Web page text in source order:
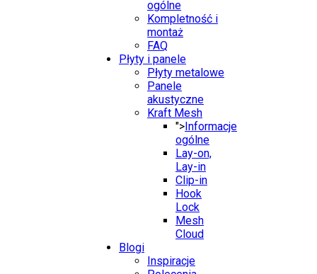
ogólne
Kompletność i
montaż
FAQ
Płyty i panele
Płyty metalowe
Panele
akustyczne
Kraft Mesh
">Informacje
ogólne
Lay-on,
Lay-in
Clip-in
Hook
Lock
Mesh
Cloud
Blogi
Inspiracje